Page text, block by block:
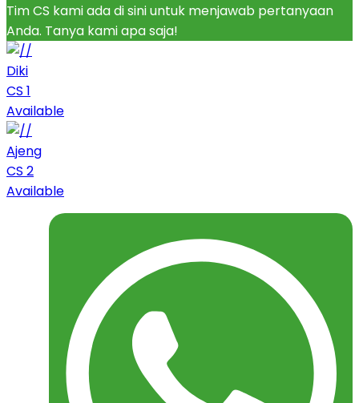
Tim CS kami ada di sini untuk menjawab pertanyaan
Anda. Tanya kami apa saja!
Diki
CS 1
Available
Ajeng
CS 2
Available